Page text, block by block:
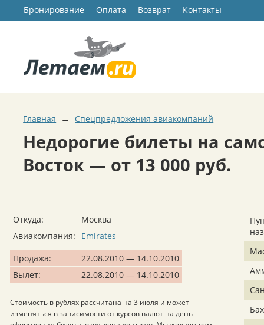
Бронирование Оплата Возврат Контакты
Главная → Спецпредложения авиакомпаний
Недорогие билеты на
Восток — от 13 000 руб.
Откуда:
Москва
Авиакомпания:
Emirates
Продажа:
22.08.2010 — 14.10.2010
Вылет:
22.08.2010 — 14.10.2010
Стоимость в рублях рассчитана на 3 июля и может
изменяться в зависимости от курсов валют на день